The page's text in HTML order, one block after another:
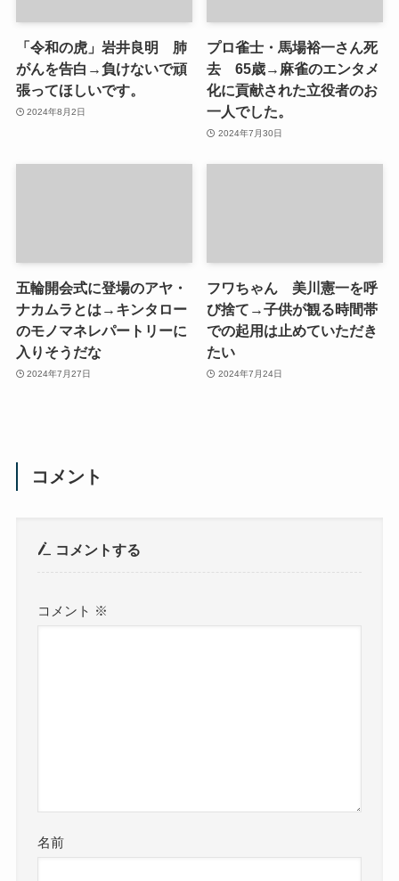
「令和の虎」岩井良明 肺
がんを告白→負けないで頑
張ってほしいです。
2024年8月2日
プロ雀士・馬場裕一さん死
去 65歳→麻雀のエンタメ
化に貢献された立役者のお
一人でした。
2024年7月30日
五輪開会式に登場のアヤ・
ナカムラとは→キンタロー
のモノマネレパートリーに
入りそうだな
2024年7月27日
フワちゃん 美川憲一を呼
び捨て→子供が観る時間帯
での起用は止めていただき
たい
2024年7月24日
コメント
コメントする
コメント ※
名前